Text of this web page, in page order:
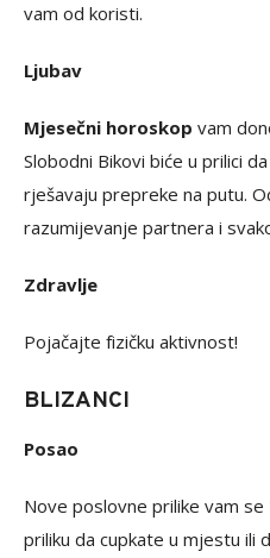
vam od koristi.
Ljubav
Mjesečni horoskop vam
Slobodni Bikovi biće u prilici
rješavaju prepreke na putu.
razumijevanje partnera i
Zdravlje
Pojačajte fizičku aktivnost!
BLIZANCI
Posao
Nove poslovne prilike vam se
priliku da cupkate u mjestu ili